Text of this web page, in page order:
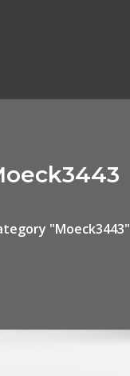
"Moeck3443"